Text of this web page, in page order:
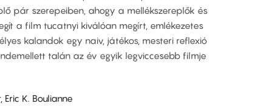
pár szerepeiben, ahogy a mellékszereplők és
a film tucatnyi kiválóan megírt, emlékezetes
kalandok egy naiv, játékos, mesteri reflexió
talán az év egyik legviccesebb filmje
K. Boulianne